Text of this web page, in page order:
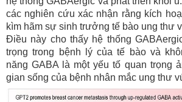
các nghiên cứu xác nhận rằng kích
kìm hãm sự sinh trưởng tế bào ung thư
Điều này cho thấy hệ thống
trọng trong bệnh lý của tế bào và
năng GABA là một yếu tố quan trọng
gian sống của bệnh nhân mắc ung thư